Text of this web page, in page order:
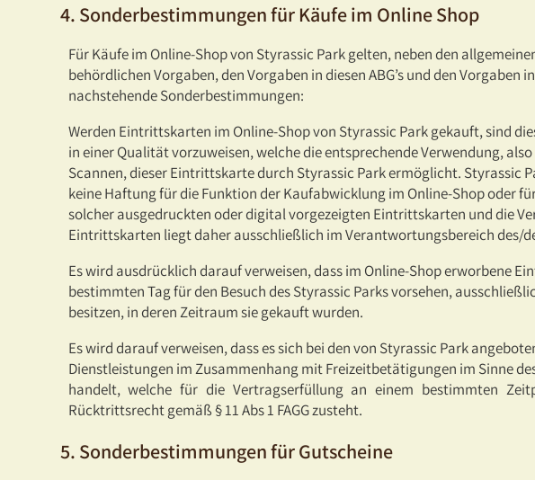
4. Sonderbestimmungen für Käufe im Online Shop
Für Käufe im Online-Shop von Styrassic Park gelten, neben den
behördlichen Vorgaben, den Vorgaben in diesen ABG’s und den Vorgaben
nachstehende Sonderbestimmungen:
Werden Eintrittskarten im Online-Shop von Styrassic Park gekauft, sind
in einer Qualität vorzuweisen, welche die entsprechende Verwendung, also
Scannen, dieser Eintrittskarte durch Styrassic Park ermöglicht. Styrassic
keine Haftung für die Funktion der Kaufabwicklung im Online-Shop oder
solcher ausgedruckten oder digital vorgezeigten Eintrittskarten und die
Eintrittskarten liegt daher ausschließlich im Verantwortungsbereich des/
Es wird ausdrücklich darauf verweisen, dass im Online-Shop erworbene
bestimmten Tag für den Besuch des Styrassic Parks vorsehen,
besitzen, in deren Zeitraum sie gekauft wurden.
Es wird darauf verweisen, dass es sich bei den von Styrassic Park
Dienstleistungen im Zusammenhang mit Freizeitbetätigungen im Sinne des
handelt, welche für die Vertragserfüllung an einem bestimmten
Rücktrittsrecht gemäß § 11 Abs 1 FAGG zusteht.
5. Sonderbestimmungen für Gutscheine